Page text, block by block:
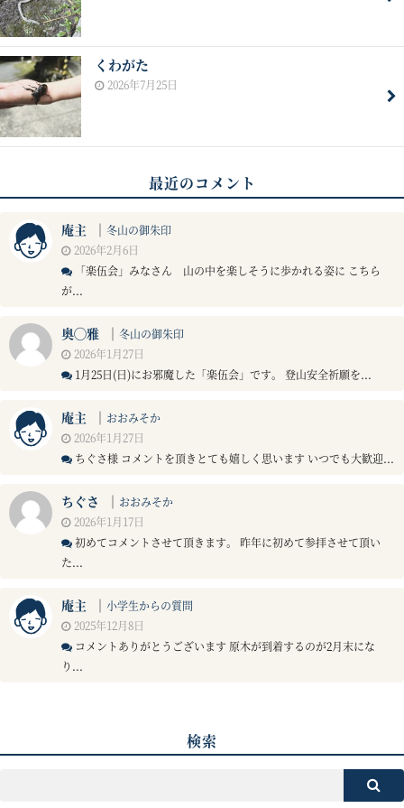
くわがた
2026年7月25日
最近のコメント
庵主 ｜ 冬山の御朱印
2026年2月6日
「楽伍会」みなさん 山の中を楽しそうに歩かれる姿に こちら
が...
奥◯雅 ｜ 冬山の御朱印
2026年1月27日
1月25日(日)にお邪魔した「楽伍会」です。 登山安全祈願を...
庵主 ｜ おおみそか
2026年1月27日
ちぐさ様 コメントを頂きとても嬉しく思います いつでも大歓迎...
ちぐさ ｜ おおみそか
2026年1月17日
初めてコメントさせて頂きます。 昨年に初めて参拝させて頂い
た...
庵主 ｜ 小学生からの質問
2025年12月8日
コメントありがとうございます 原木が到着するのが2月末にな
り...
検索